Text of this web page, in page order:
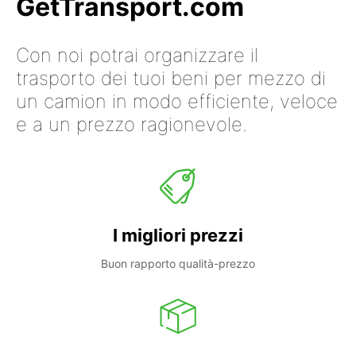
GetTransport.com
Con noi potrai organizzare il
trasporto dei tuoi beni per mezzo di
un camion in modo efficiente, veloce
e a un prezzo ragionevole.
I migliori prezzi
Buon rapporto qualità-prezzo